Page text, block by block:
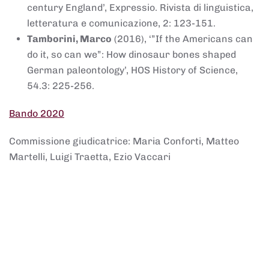
century England’, Expressio. Rivista di linguistica,
letteratura e comunicazione, 2: 123-151.
Tamborini, Marco (2016), ‘”If the Americans can
do it, so can we”: How dinosaur bones shaped
German paleontology’, HOS History of Science,
54.3: 225-256.
Bando 2020
Commissione giudicatrice: Maria Conforti, Matteo
Martelli, Luigi Traetta, Ezio Vaccari